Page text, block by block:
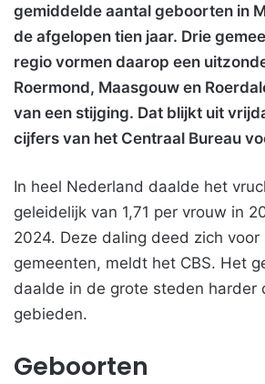
gemiddelde aantal geboorten in
de afgelopen tien jaar. Drie
regio vormen daarop een
Roermond, Maasgouw en
van een stijging. Dat blijkt uit
cijfers van het Centraal Bureau
In heel Nederland daalde het
geleidelijk van 1,71 per vrouw in
2024. Deze daling deed zich voor
gemeenten, meldt het CBS. Het
daalde in de grote steden harder
gebieden.
Geboorten